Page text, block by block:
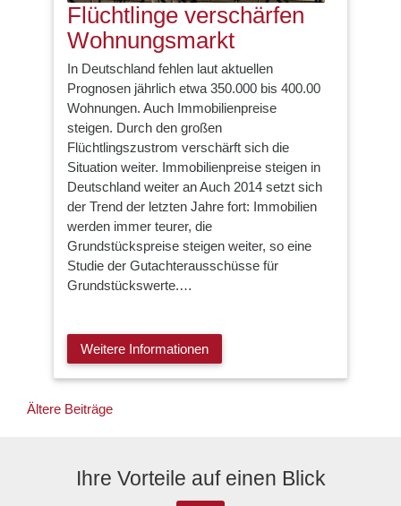
Flüchtlinge verschärfen
Wohnungsmarkt
In Deutschland fehlen laut aktuellen
Prognosen jährlich etwa 350.000 bis 400.00
Wohnungen. Auch Immobilienpreise
steigen. Durch den großen
Flüchtlingszustrom verschärft sich die
Situation weiter. Immobilienpreise steigen in
Deutschland weiter an Auch 2014 setzt sich
der Trend der letzten Jahre fort: Immobilien
werden immer teurer, die
Grundstückspreise steigen weiter, so eine
Studie der Gutachterausschüsse für
Grundstückswerte.…
Weitere Informationen
Beitragsnavigation
Ältere Beiträge
Ihre Vorteile auf einen Blick